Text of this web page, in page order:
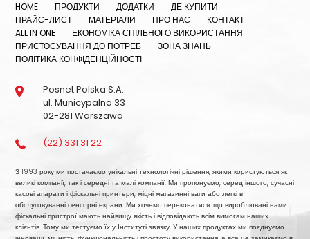
HOME ПРОДУКТИ ДОДАТКИ
ДЕ КУПИТИ
ПРАЙС-ЛИСТ
МАТЕРІАЛИ ПРО НАС
КОНТАКТ
ALL IN ONE
ЕКОНОМІКА СПІЛЬНОГО ВИКОРИСТАННЯ
ПРИСТОСУВАННЯ ДО ПОТРЕБ
ЗОНА ЗНАНЬ
ПОЛІТИКА КОНФІДЕНЦІЙНОСТІ
Posnet Polska S.A.
ul. Municypalna 33
02-281 Warszawa
(22) 331 31 22
З 1993 року ми постачаємо унікальні технологічні рішення, якими користуються як
великі компанії, так і середні та малі компанії. Ми пропонуємо, серед іншого, сучасні
касові апарати і фіскальні принтери, міцні магазинні ваги або легкі в
обслуговуванні сенсорні екрани. Ми хочемо переконатися, що вироблювані нами
фіскальні пристрої мають найвищу якість і відповідають всім вимогам наших
клієнтів. Тому ми тестуємо їх у Інституті зв'язку. У наших продуктах ми поєднуємо